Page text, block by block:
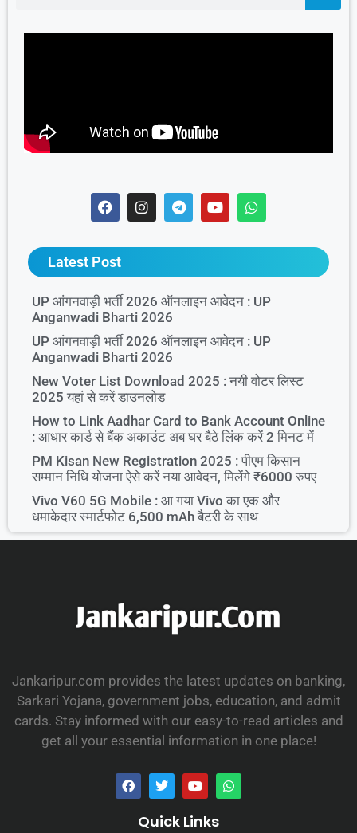
Latest Post
UP आंगनवाड़ी भर्ती 2026 ऑनलाइन आवेदन : UP
Anganwadi Bharti 2026
UP आंगनवाड़ी भर्ती 2026 ऑनलाइन आवेदन : UP
Anganwadi Bharti 2026
New Voter List Download 2025 : नयी वोटर लिस्ट
2025 यहां से करें डाउनलोड
How to Link Aadhar Card to Bank Account Online
: आधार कार्ड से बैंक अकाउंट अब घर बैठे लिंक करें 2 मिनट में
PM Kisan New Registration 2025 : पीएम किसान
सम्मान निधि योजना ऐसे करें नया आवेदन, मिलेंगे ₹6000 रुपए
Vivo V60 5G Mobile : आ गया Vivo का एक और
धमाकेदार स्मार्टफोट 6,500 mAh बैटरी के साथ
Jankaripur.com provides the latest updates on banking,
Sarkari Yojana, government jobs, education, and admit
cards. Stay informed with our easy-to-read articles and
get all your essential information in one place!
Quick Links